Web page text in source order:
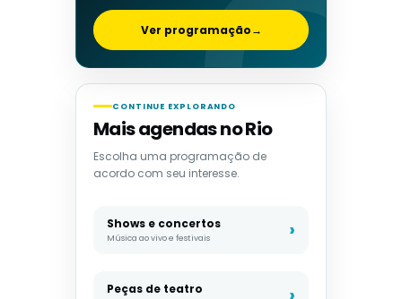
Ver programação→
CONTINUE EXPLORANDO
Mais agendas no Rio
Escolha uma programação de
acordo com seu interesse.
Shows e concertos
Música ao vivo e festivais
Peças de teatro